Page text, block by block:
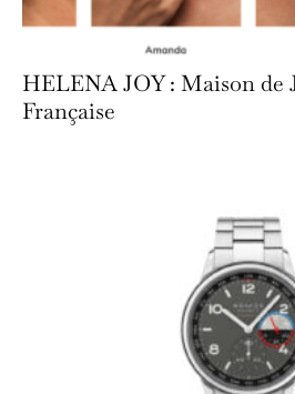
HELENA JOY : Maison de
Française